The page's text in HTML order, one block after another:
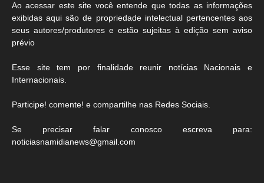
Ao acessar este site você entende que todas as informações
exibidas aqui são de propriedade intelectual pertencentes aos
seus autores/produtores e estão sujeitas à edição sem aviso
prévio
Esse site tem por finalidade reunir notícias Nacionais e
Internacionais.
Participe! comente! e compartilhe nas Redes Sociais.
Se precisar falar conosco escreva para:
noticiasnamidianews@gmail.com